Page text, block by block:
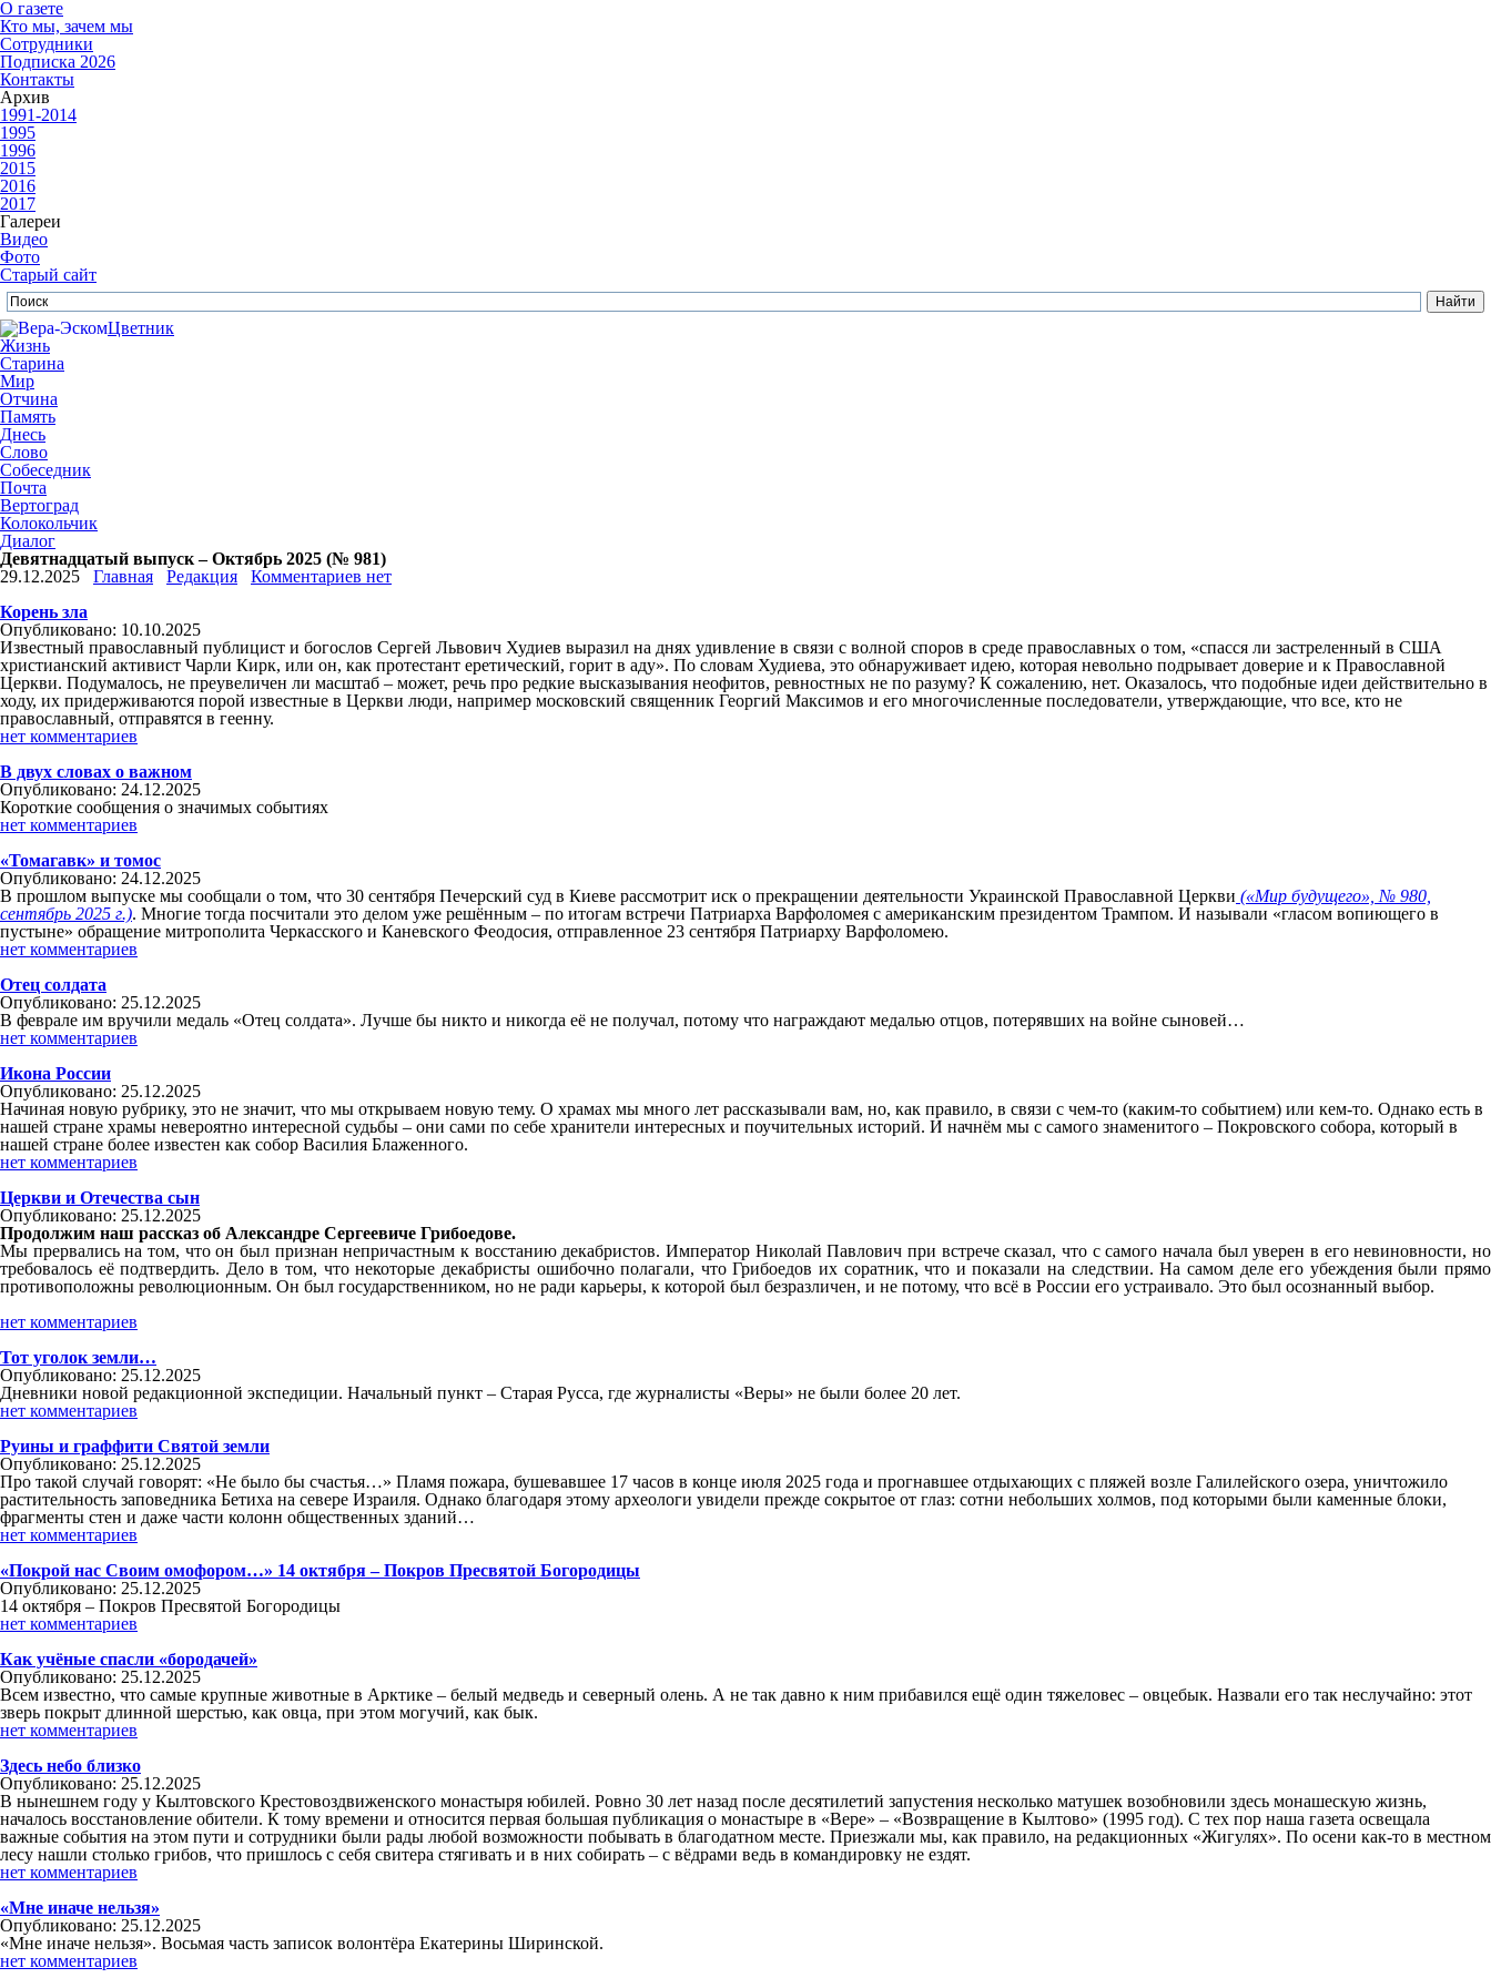
О газете
Кто мы, зачем мы
Сотрудники
Подписка 2026
Контакты
Архив
1991-2014
1995
1996
2015
2016
2017
Галереи
Видео
Фото
Старый сайт
Цветник
Жизнь
Старина
Мир
Отчина
Память
Днесь
Слово
Собеседник
Почта
Вертоград
Колокольчик
Диалог
Девятнадцатый выпуск – Октябрь 2025 (№ 981)
29.12.2025
Главная Редакция
Комментариев нет
Корень зла
Опубликовано: 10.10.2025
Известный православный публицист и богослов Сергей Львович Худиев выразил на днях удивление в связи с волной споров в среде православных о том, «спасся ли застреленный в США
христианский активист Чарли Кирк, или он, как протестант еретический, горит в аду». По словам Худиева, это обнаруживает идею, которая невольно подрывает доверие и к Православной
Церкви. Подумалось, не преувеличен ли масштаб – может, речь про редкие высказывания неофитов, ревностных не по разуму? К сожалению, нет. Оказалось, что подобные идеи действительно в
ходу, их придерживаются порой известные в Церкви люди, например московский священник Георгий Максимов и его многочисленные последователи, утверждающие, что все, кто не
православный, отправятся в геенну.
нет комментариев
В двух словах о важном
Опубликовано: 24.12.2025
Короткие сообщения о значимых событиях
нет комментариев
«Томагавк» и томос
Опубликовано: 24.12.2025
В прошлом выпуске мы сообщали о том, что 30 сентября Печерский суд в Киеве рассмотрит иск о прекращении деятельности Украинской Православной Церкви («Мир будущего», № 980,
сентябрь 2025 г.). Многие тогда посчитали это делом уже решённым – по итогам встречи Патриарха Варфоломея с американским президентом Трампом. И называли «гласом вопиющего в
пустыне» обращение митрополита Черкасского и Каневского Феодосия, отправленное 23 сентября Патриарху Варфоломею.
нет комментариев
Отец солдата
Опубликовано: 25.12.2025
В феврале им вручили медаль «Отец солдата». Лучше бы никто и никогда её не получал, потому что награждают медалью отцов, потерявших на войне сыновей…
нет комментариев
Икона России
Опубликовано: 25.12.2025
Начиная новую рубрику, это не значит, что мы открываем новую тему. О храмах мы много лет рассказывали вам, но, как правило, в связи с чем-то (каким-то событием) или кем-то. Однако есть в
нашей стране храмы невероятно интересной судьбы – они сами по себе хранители интересных и поучительных историй. И начнём мы с самого знаменитого – Покровского собора, который в
нашей стране более известен как собор Василия Блаженного.
нет комментариев
Церкви и Отечества сын
Опубликовано: 25.12.2025
Продолжим наш рассказ об Александре Сергеевиче Грибоедове.
Мы прервались на том, что он был признан непричастным к восстанию декабристов. Император Николай Павлович при встрече сказал, что с самого начала был уверен в его невиновности, но
требовалось её подтвердить. Дело в том, что некоторые декабристы ошибочно полагали, что Грибоедов их соратник, что и показали на следствии. На самом деле его убеждения были прямо
противоположны революционным. Он был государственником, но не ради карьеры, к которой был безразличен, и не потому, что всё в России его устраивало. Это был осознанный выбор.
нет комментариев
Тот уголок земли…
Опубликовано: 25.12.2025
Дневники новой редакционной экспедиции. Начальный пункт – Старая Русса, где журналисты «Веры» не были более 20 лет.
нет комментариев
Руины и граффити Святой земли
Опубликовано: 25.12.2025
Про такой случай говорят: «Не было бы счастья…» Пламя пожара, бушевавшее 17 часов в конце июля 2025 года и прогнавшее отдыхающих с пляжей возле Галилейского озера, уничтожило
растительность заповедника Бетиха на севере Израиля. Однако благодаря этому археологи увидели прежде сокрытое от глаз: сотни небольших холмов, под которыми были каменные блоки,
фрагменты стен и даже части колонн общественных зданий…
нет комментариев
«Покрой нас Своим омофором…» 14 октября – Покров Пресвятой Богородицы
Опубликовано: 25.12.2025
14 октября – Покров Пресвятой Богородицы
нет комментариев
Как учёные спасли «бородачей»
Опубликовано: 25.12.2025
Всем известно, что самые крупные животные в Арктике – белый медведь и северный олень. А не так давно к ним прибавился ещё один тяжеловес – овцебык. Назвали его так неслучайно: этот
зверь покрыт длинной шерстью, как овца, при этом могучий, как бык.
нет комментариев
Здесь небо близко
Опубликовано: 25.12.2025
В нынешнем году у Кылтовского Крестовоздвиженского монастыря юбилей. Ровно 30 лет назад после десятилетий запустения несколько матушек возобновили здесь монашескую жизнь,
началось восстановление обители. К тому времени и относится первая большая публикация о монастыре в «Вере» – «Возвращение в Кылтово» (1995 год). С тех пор наша газета освещала
важные события на этом пути и сотрудники были рады любой возможности побывать в благодатном месте. Приезжали мы, как правило, на редакционных «Жигулях». По осени как-то в местном
лесу нашли столько грибов, что пришлось с себя свитера стягивать и в них собирать – с вёдрами ведь в командировку не ездят.
нет комментариев
«Мне иначе нельзя»
Опубликовано: 25.12.2025
«Мне иначе нельзя». Восьмая часть записок волонтёра Екатерины Ширинской.
нет комментариев